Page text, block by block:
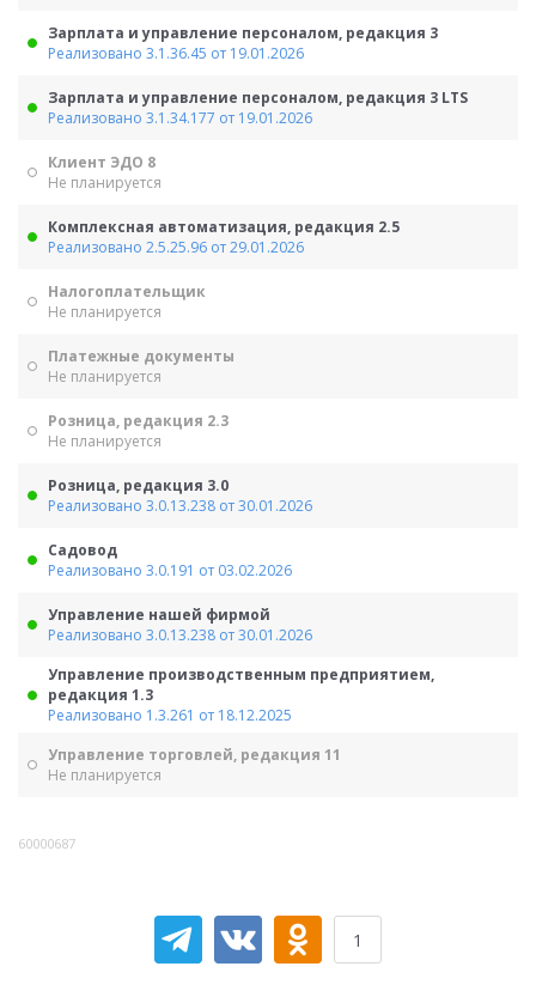
Зарплата и управление персоналом, редакция 3
Реализовано 3.1.36.45 от 19.01.2026
Зарплата и управление персоналом, редакция 3 LTS
Реализовано 3.1.34.177 от 19.01.2026
Клиент ЭДО 8
Не планируется
Комплексная автоматизация, редакция 2.5
Реализовано 2.5.25.96 от 29.01.2026
Налогоплательщик
Не планируется
Платежные документы
Не планируется
Розница, редакция 2.3
Не планируется
Розница, редакция 3.0
Реализовано 3.0.13.238 от 30.01.2026
Садовод
Реализовано 3.0.191 от 03.02.2026
Управление нашей фирмой
Реализовано 3.0.13.238 от 30.01.2026
Управление производственным предприятием,
редакция 1.3
Реализовано 1.3.261 от 18.12.2025
Управление торговлей, редакция 11
Не планируется
60000687
1